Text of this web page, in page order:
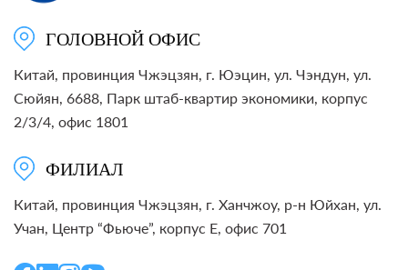
ГОЛОВНОЙ ОФИС
Китай, провинция Чжэцзян, г. Юэцин, ул. Чэндун, ул.
Сюйян, 6688, Парк штаб-квартир экономики, корпус
2/3/4, офис 1801
ФИЛИАЛ
Китай, провинция Чжэцзян, г. Ханчжоу, р-н Юйхан, ул.
Учан, Центр “Фьюче”, корпус E, офис 701